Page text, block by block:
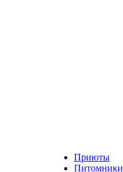
Приюты
Питомники